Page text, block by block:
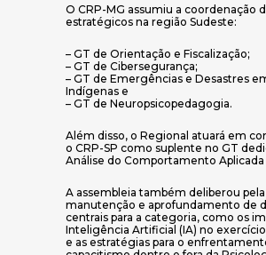
O CRP-MG assumiu a coordenação
estratégicos na região Sudeste:
– GT de Orientação e Fiscalização;
– GT de Cibersegurança;
– GT de Emergências e Desastres
Indígenas e
– GT de Neuropsicopedagogia.
Além disso, o Regional atuará em
o CRP-SP como suplente no GT
Análise do Comportamento Aplicada
A assembleia também deliberou pela
manutenção e aprofundamento de
centrais para a categoria, como os
Inteligência Artificial (IA) no exercício
e as estratégias para o